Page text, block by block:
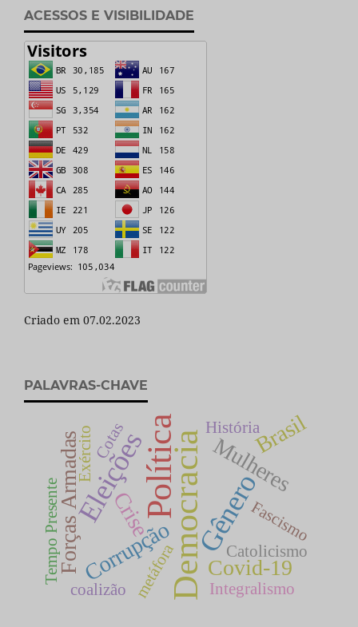
ACESSOS E VISIBILIDADE
Criado em 07.02.2023
PALAVRAS-CHAVE
Democracia
Política
Eleições Gênero
Mulheres
Forças Armadas Crise
Corrupção
Brasil
Covid-19
Catolicismo
metáfora
Fascismo
Integralismo
coalizão
Cotas
Exército História
Tempo Presente